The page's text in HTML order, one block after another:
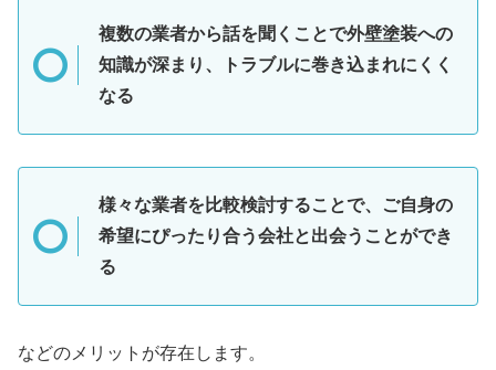
複数の業者から話を聞くことで外壁塗装への
知識が深まり、トラブルに巻き込まれにくく
なる
様々な業者を比較検討することで、ご自身の
希望にぴったり合う会社と出会うことができ
る
などのメリットが存在します。